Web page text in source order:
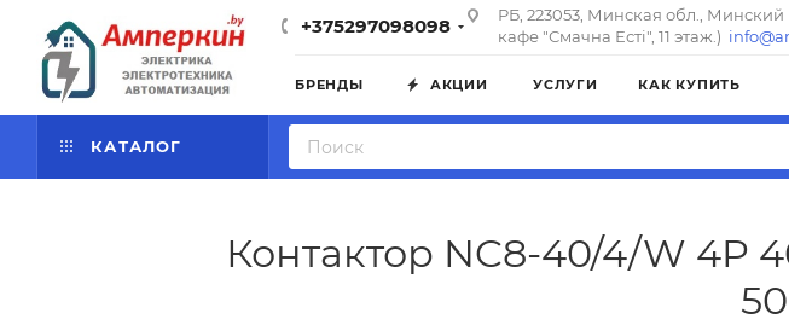
+375297098098
РБ, 223053, Минская обл., Минский
кафе "Смачна Естi", 11 этаж.)
БРЕНДЫ АКЦИИ УСЛУГИ КАК КУПИТЬ
КАТАЛОГ
Контактор NC8-40/4/W 4P